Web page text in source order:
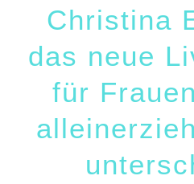
Christina
das neue
für